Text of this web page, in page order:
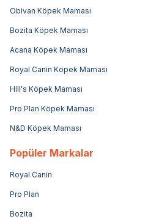
Obivan Köpek Maması
Bozita Köpek Maması
Acana Köpek Maması
Royal Canin Köpek Maması
Hill's Köpek Maması
Pro Plan Köpek Maması
N&D Köpek Maması
Popüler Markalar
Royal Canin
Pro Plan
Bozita